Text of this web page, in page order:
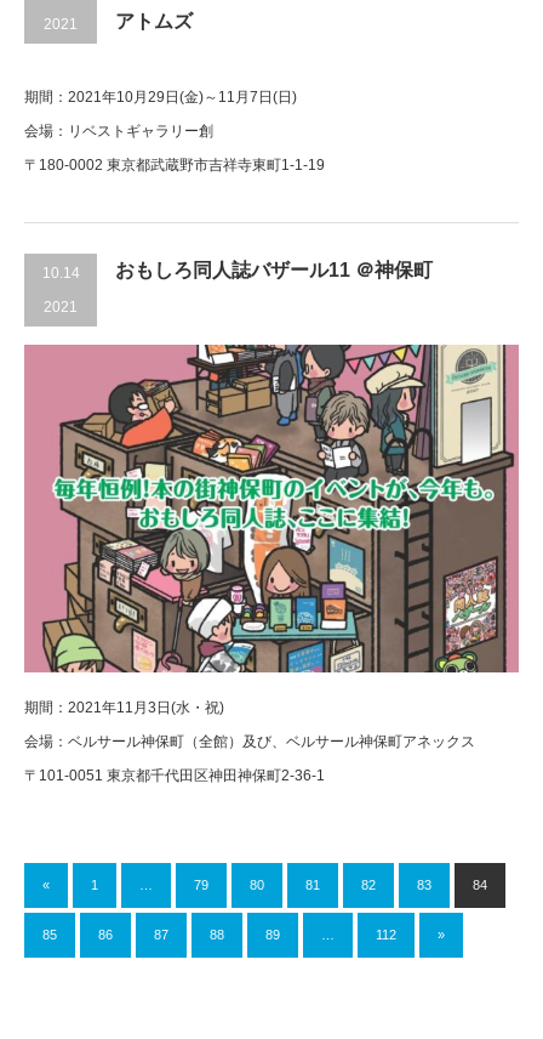
2021
アトムズ
期間：2021年10月29日(金)～11月7日(日)
会場：リベストギャラリー創
〒180-0002 東京都武蔵野市吉祥寺東町1-1-19
10.14
2021
おもしろ同人誌バザール11 ＠神保町
期間：2021年11月3日(水・祝)
会場：ベルサール神保町（全館）及び、ベルサール神保町アネックス
〒101-0051 東京都千代田区神田神保町2-36-1
« 1 79 80 81 82 83 84
85 86 87 88 89 112 »